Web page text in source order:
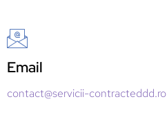
Email
contact@servicii-contracteddd.ro